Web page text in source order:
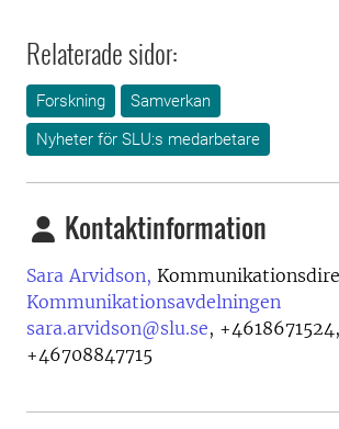
Relaterade sidor:
Forskning
Samverkan
Nyheter för SLU:s medarbetare
Kontaktinformation
Sara Arvidson,
Kommunikationsavdelningen
sara.arvidson@slu.se, +4618671524,
+46708847715